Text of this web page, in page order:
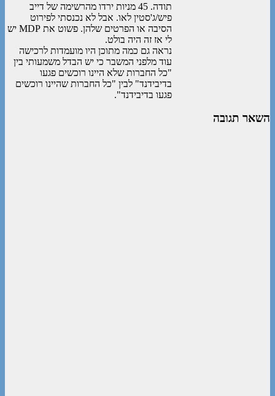
תודה. 45 מניות ירדו מהרשימה של דייב
פיש/ג'סטין לאו. אבל לא נכנסתי לפירוט
הסיבה או הפרטים שלהן. פשוט את MDP יש
לי אז זה היה בולט.
נראה גם כמה מתוכן היו מועמדות לרכישה
עוד מלפני המשבר כי יש הבדל משמעותי בין
"כל החברות שלא היינו רוכשים פגעו
בדיבידנד" לבין "כל החברות שהיינו רוכשים
פגעו בדיבידנד".
השאר תגובה